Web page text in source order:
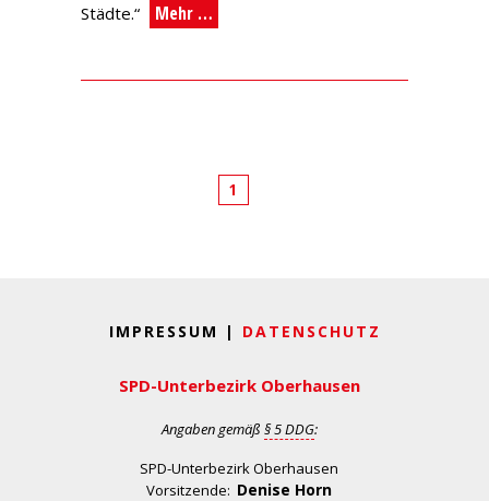
Städte.“
Mehr …
1
IMPRESSUM | DATENSCHUTZ
SPD-Unterbezirk Oberhausen
Angaben gemäß § 5 DDG:
SPD-Unterbezirk Oberhausen
Vorsitzende: Denise Horn